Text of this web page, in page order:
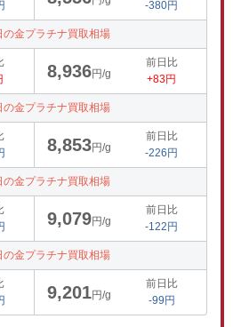
-380円
の金プラチナ買取相場
8,936円/g
前日比
+83円
の金プラチナ買取相場
8,853円/g
前日比
-226円
の金プラチナ買取相場
9,079円/g
前日比
-122円
の金プラチナ買取相場
9,201円/g
前日比
-99円